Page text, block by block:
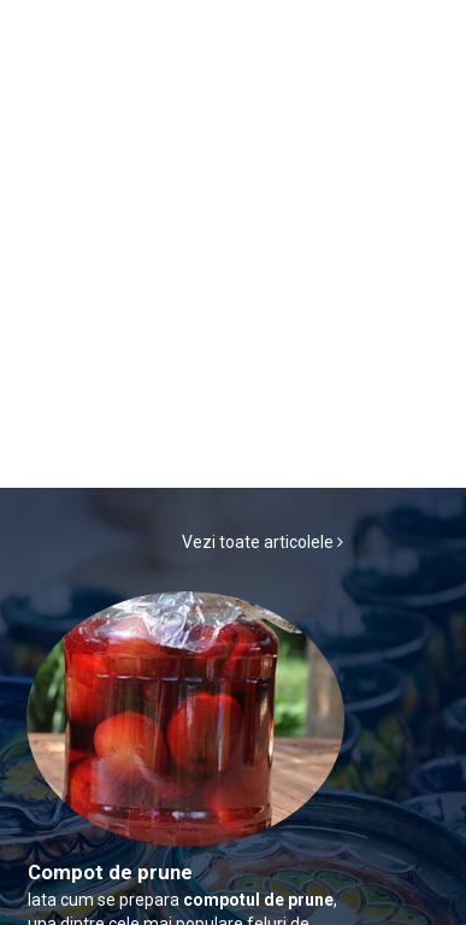
Vezi toate articolele
Compot de prune
Iata cum se preparacompotul de prune,